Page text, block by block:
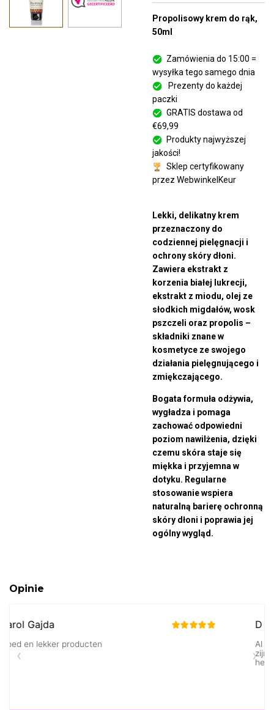
Propolisowy krem do rąk,
50ml
Zamówienia do 15:00 =
wysyłka tego samego dnia
Prezenty do każdej
paczki
GRATIS dostawa od
€69,99
Produkty najwyższej
jakości!
Sklep certyfikowany
przez WebwinkelKeur
Lekki, delikatny krem
przeznaczony do
codziennej pielęgnacji i
ochrony skóry dłoni.
Zawiera ekstrakt z
korzenia białej lukrecji,
ekstrakt z miodu, olej ze
słodkich migdałów, wosk
pszczeli oraz propolis –
składniki znane w
kosmetyce ze swojego
działania pielęgnującego i
zmiękczającego.
Bogata formuła odżywia,
wygładza i pomaga
zachować odpowiedni
poziom nawilżenia, dzięki
czemu skóra staje się
miękka i przyjemna w
dotyku. Regularne
stosowanie wspiera
naturalną barierę ochronną
skóry dłoni i poprawia jej
ogólny wygląd.
Opinie